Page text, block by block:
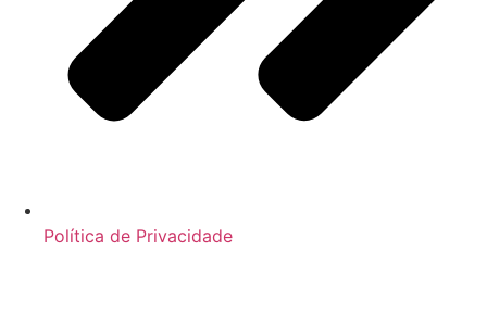
Política de Privacidade